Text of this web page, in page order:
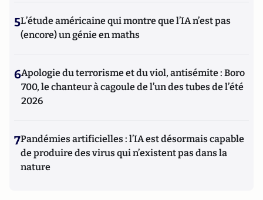
5L’étude américaine qui montre que l’IA n’est pas
(encore) un génie en maths
6Apologie du terrorisme et du viol, antisémite : Boro
700, le chanteur à cagoule de l’un des tubes de l’été
2026
7Pandémies artificielles : l’IA est désormais capable
de produire des virus qui n’existent pas dans la
nature